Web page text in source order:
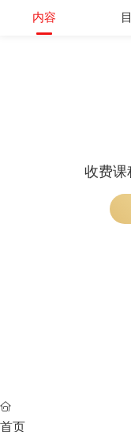
内容
收费课

首页